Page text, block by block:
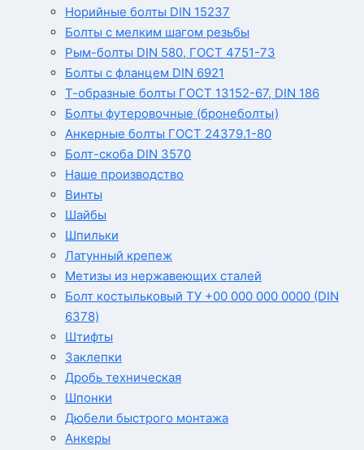
Норийные болты DIN 15237
Болты с мелким шагом резьбы
Рым-болты DIN 580, ГОСТ 4751-73
Болты с фланцем DIN 6921
Т-образные болты ГОСТ 13152-67, DIN 186
Болты футеровочные (бронеболты)
Анкерные болты ГОСТ 24379.1-80
Болт-скоба DIN 3570
Наше производство
Винты
Шайбы
Шпильки
Латунный крепеж
Метизы из нержавеющих сталей
Болт костыльковый ТУ +00 000 000 0000 (DIN
6378)
Штифты
Заклепки
Дробь техническая
Шпонки
Дюбели быстрого монтажа
Анкеры